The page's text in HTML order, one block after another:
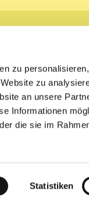
zu
zu
an unsere
Informationen
die sie im
Statistiken